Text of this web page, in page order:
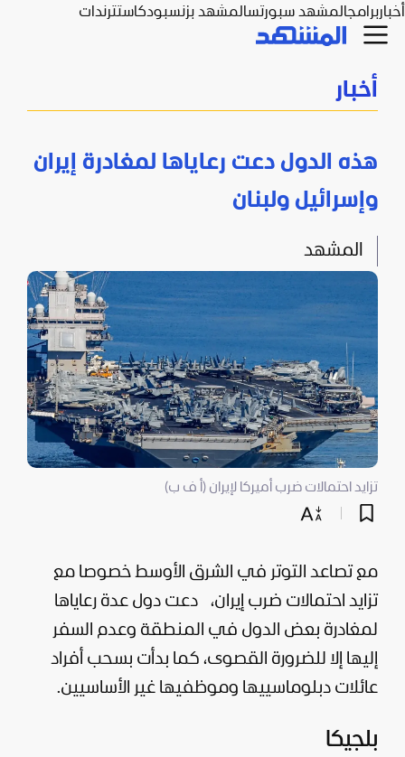
أخباربرامجالمشهد سبورتسالمشهد بزنسبودكاستترندات
أخبار
هذه الدول دعت رعاياها لمغادرة إيران
وإسرائيل ولبنان
المشهد
تزايد احتمالات ضرب أميركا لإيران (أ ف ب)
مع تصاعد التوتر في الشرق الأوسط خصوصا مع
تزايد احتمالات ضرب إيران، دعت دول عدة رعاياها
لمغادرة بعض الدول في المنطقة وعدم السفر
إليها إلا للضرورة القصوى، كما بدأت بسحب أفراد
عائلات دبلوماسييها ​وموظفيها غير الأساسيين.
بلجيكا